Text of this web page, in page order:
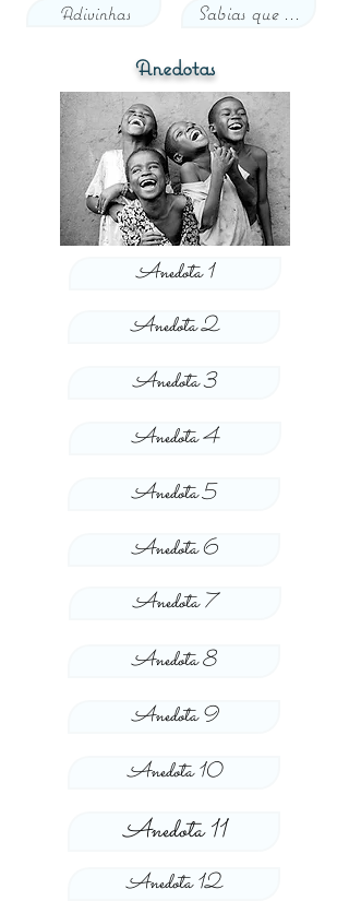
Adivinhas Sabias que ...
Anedotas
Anedota 1
Anedota 2
Anedota 3
Anedota 4
Anedota 5
Anedota 6
Anedota 7
Anedota 8
Anedota 9
Anedota 10
Anedota 11
Anedota 12